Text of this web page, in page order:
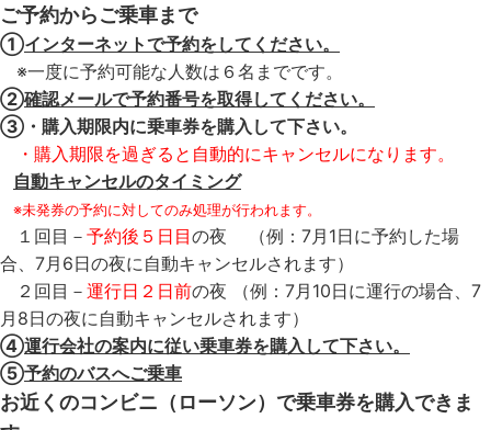
ご予約からご乗車まで
①インターネットで予約をしてください。
※一度に予約可能な人数は６名までです。
②確認メールで予約番号を取得してください。
③・購入期限内に乗車券を購入して下さい。
・購入期限を過ぎると自動的にキャンセルになります。
自動キャンセルのタイミング
※未発券の予約に対してのみ処理が行われます。
１回目－ 予約後５日目の夜 （例：7月1日に予約した場
合、7月6日の夜に自動キャンセルされます）
２回目－ 運行日２日前の夜 （例：7月10日に運行の場合、7
月8日の夜に自動キャンセルされます）
④運行会社の案内に従い乗車券を購入して下さい。
⑤予約のバスへご乗車
お近くのコンビニ（ローソン）で乗車券を購入できま